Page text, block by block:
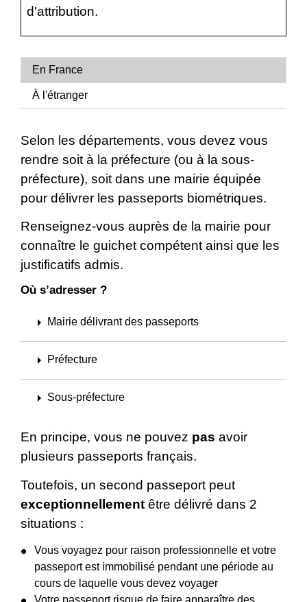
d'attribution.
En France
À l'étranger
Selon les départements, vous devez vous
rendre soit à la préfecture (ou à la sous-
préfecture), soit dans une mairie équipée
pour délivrer les passeports biométriques.
Renseignez-vous auprès de la mairie pour
connaître le guichet compétent ainsi que les
justificatifs admis.
Où s’adresser ?
arrow_right Mairie délivrant des passeports
arrow_right Préfecture
arrow_right Sous-préfecture
En principe, vous ne pouvez pas avoir
plusieurs passeports français.
Toutefois, un second passeport peut
exceptionnellement être délivré dans 2
situations :
Vous voyagez pour raison professionnelle et votre
passeport est immobilisé pendant une période au
cours de laquelle vous devez voyager